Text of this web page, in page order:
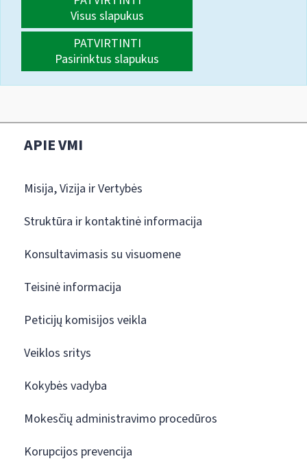
Visus slapukus
PATVIRTINTI
Pasirinktus slapukus
APIE VMI
Misija, Vizija ir Vertybės
Struktūra ir kontaktinė informacija
Konsultavimasis su visuomene
Teisinė informacija
Peticijų komisijos veikla
Veiklos sritys
Kokybės vadyba
Mokesčių administravimo procedūros
Korupcijos prevencija